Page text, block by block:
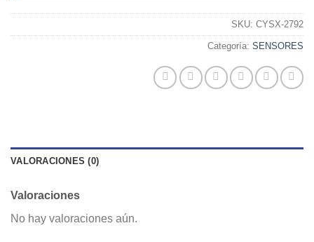
SKU: CYSX-2792
Categoría: SENSORES
VALORACIONES (0)
Valoraciones
No hay valoraciones aún.